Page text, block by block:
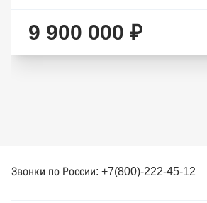
9 900 000 ₽
Звонки по России: +7(800)-222-45-12